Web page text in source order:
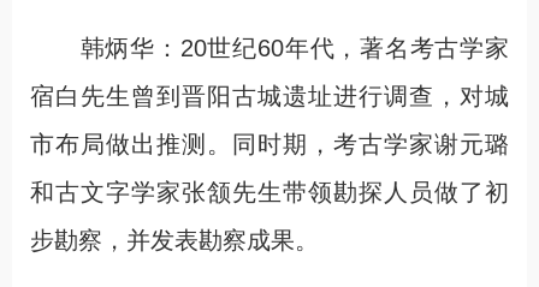
韩炳华：20世纪60年代，著名考古学家
宿白先生曾到晋阳古城遗址进行调查，对城
市布局做出推测。同时期，考古学家谢元璐
和古文字学家张颔先生带领勘探人员做了初
步勘察，并发表勘察成果。